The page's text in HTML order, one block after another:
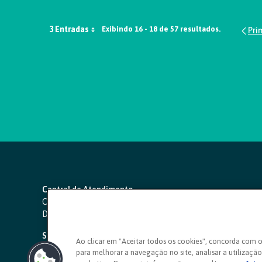
3 Entradas Exibindo 16 - 18 de 57 resultados.
Central de Atendimento
Capitais e regiões metropolitanas:
Demais localidades:
SAC 24 horas
Ouvidoria
Ao clicar em "Aceitar todos os cookies", concorda com
para melhorar a navegação no site, analisar a